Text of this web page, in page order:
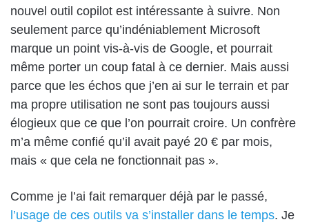
nouvel outil copilot est intéressante à suivre. Non
seulement parce qu’indéniablement Microsoft
marque un point vis-à-vis de Google, et pourrait
même porter un coup fatal à ce dernier. Mais aussi
parce que les échos que j’en ai sur le terrain et par
ma propre utilisation ne sont pas toujours aussi
élogieux que ce que l’on pourrait croire. Un confrère
m’a même confié qu’il avait payé 20 € par mois,
mais « que cela ne fonctionnait pas ».
Comme je l’ai fait remarquer déjà par le passé,
l’usage de ces outils va s’installer dans le temps. Je